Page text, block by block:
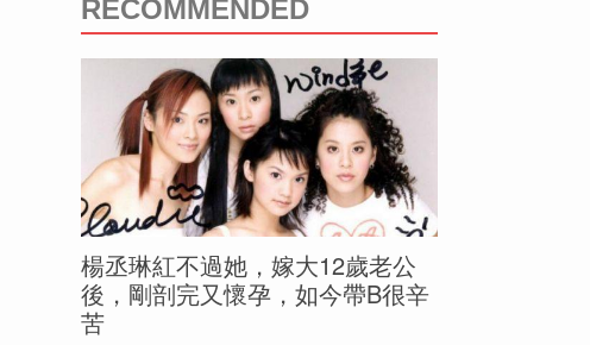
RECOMMENDED
楊丞琳紅不過她，嫁大12歲老公
後，剛剖完又懷孕，如今帶B很辛
苦